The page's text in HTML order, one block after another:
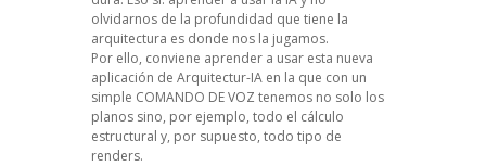
olvidarnos de la profundidad que tiene la
arquitectura es donde nos la jugamos.
Por ello, conviene aprender a usar esta nueva
aplicación de Arquitectur-IA en la que con un
simple COMANDO DE VOZ tenemos no solo los
planos sino, por ejemplo, todo el cálculo
estructural y, por supuesto, todo tipo de
renders.